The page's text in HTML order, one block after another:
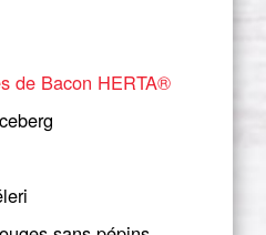
de Bacon HERTA®